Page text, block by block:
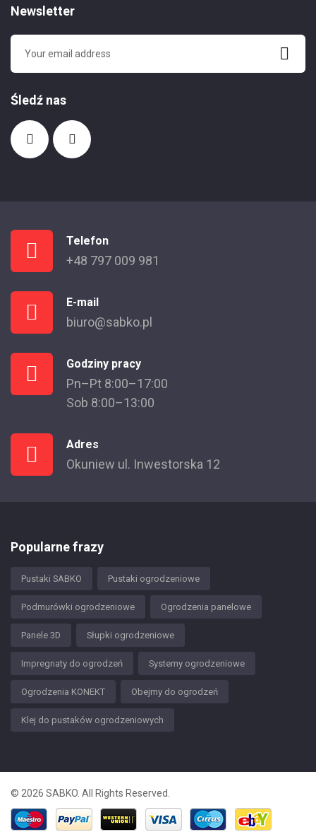
Newsletter
Śledź nas
Telefon
+48 797 009 981
E-mail
biuro@sabko.pl
Godziny pracy
Pn–Pt 8:00–17:00
Sob 8:00–13:00
Adres
Okuniew ul. Inwestorska 12
Popularne frazy
Pustaki SABKO Pustaki ogrodzeniowe
Podmurówki ogrodzeniowe Ogrodzenia panelowe
Panele 3D Słupki ogrodzeniowe
Impregnaty do ogrodzeń Systemy ogrodzeniowe
Ogrodzenia KONEKT Obejmy do ogrodzeń
Klej do pustaków ogrodzeniowych
© 2026 SABKO. All Rights Reserved.